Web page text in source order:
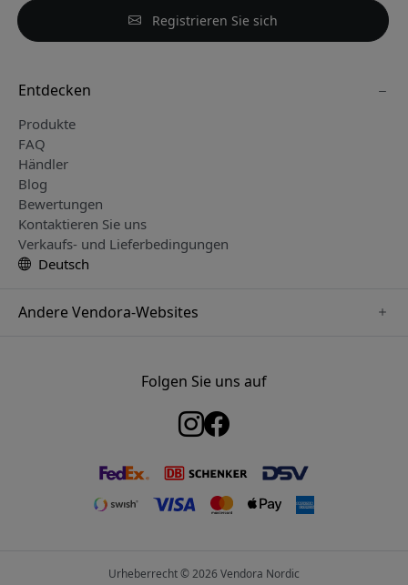
Registrieren Sie sich
Entdecken
Produkte
FAQ
Händler
Blog
Bewertungen
Kontaktieren Sie uns
Verkaufs- und Lieferbedingungen
Deutsch
Andere Vendora-Websites
www.plaud.se
Folgen Sie uns auf
Urheberrecht © 2026 Vendora Nordic